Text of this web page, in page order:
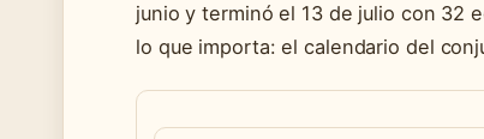
junio y terminó el 13 de julio con 32
lo que importa: el calendario del